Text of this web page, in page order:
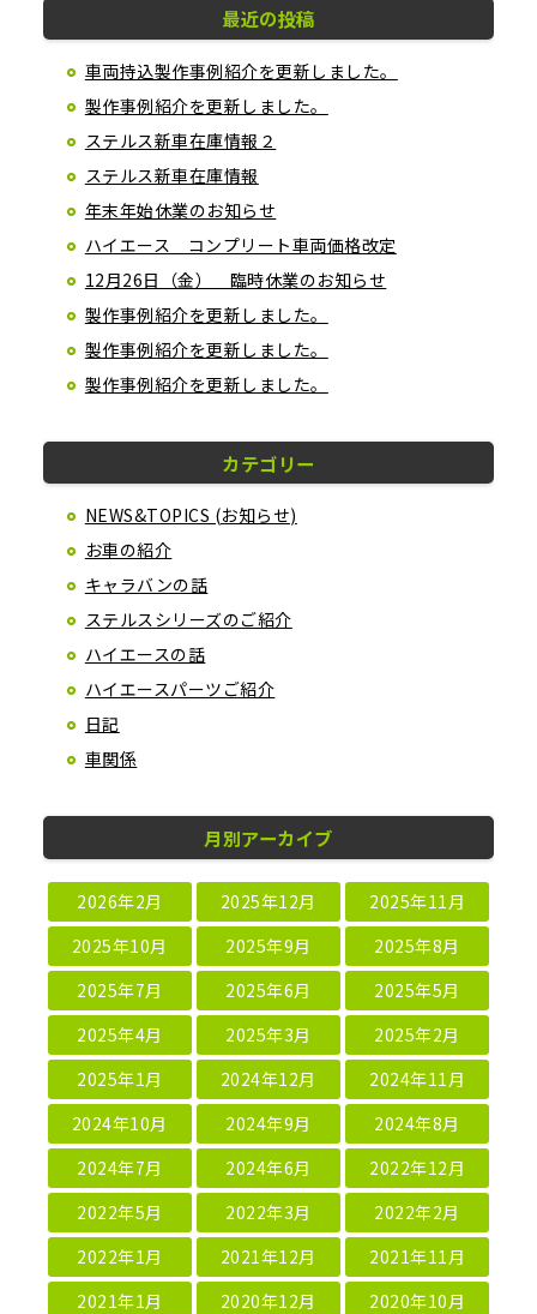
最近の投稿
車両持込製作事例紹介を更新しました。
製作事例紹介を更新しました。
ステルス新車在庫情報２
ステルス新車在庫情報
年末年始休業のお知らせ
ハイエース コンプリート車両価格改定
12月26日（金） 臨時休業のお知らせ
製作事例紹介を更新しました。
製作事例紹介を更新しました。
製作事例紹介を更新しました。
カテゴリー
NEWS&TOPICS (お知らせ)
お車の紹介
キャラバンの話
ステルスシリーズのご紹介
ハイエースの話
ハイエースパーツご紹介
日記
車関係
月別アーカイブ
2026年2月 2025年12月
2025年11月
2025年10月
2025年9月
2025年8月
2025年7月
2025年6月
2025年5月
2025年4月
2025年3月
2025年2月
2025年1月
2024年12月
2024年11月
2024年10月
2024年9月
2024年8月
2024年7月
2024年6月
2022年12月
2022年5月
2022年3月
2022年2月
2022年1月
2021年12月
2021年11月
2021年1月
2020年12月
2020年10月